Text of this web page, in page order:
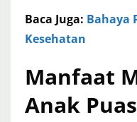
Baca Juga: Bahaya
Kesehatan
Manfaat
Anak